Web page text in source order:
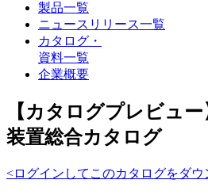
製品一覧
ニュースリリース一覧
カタログ・
資料一覧
企業概要
【カタログプレビュ
装置総合カタログ
<ログインしてこのカタログをダ